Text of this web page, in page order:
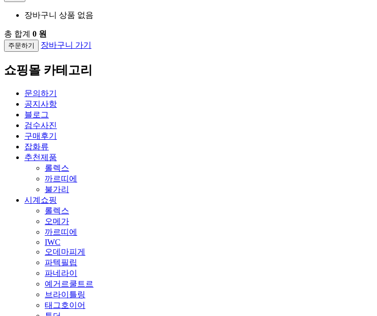
장바구니 상품 없음
총 합계 0 원
주문하기 장바구니 가기
쇼핑몰 카테고리
문의하기
공지사항
블로그
검수사진
구매후기
잡화류
추천제품
롤렉스
까르띠에
불가리
시계쇼핑
롤렉스
오메가
까르띠에
IWC
오데마피게
파텍필립
파네라이
예거르쿨트르
브라이틀링
태그호이어